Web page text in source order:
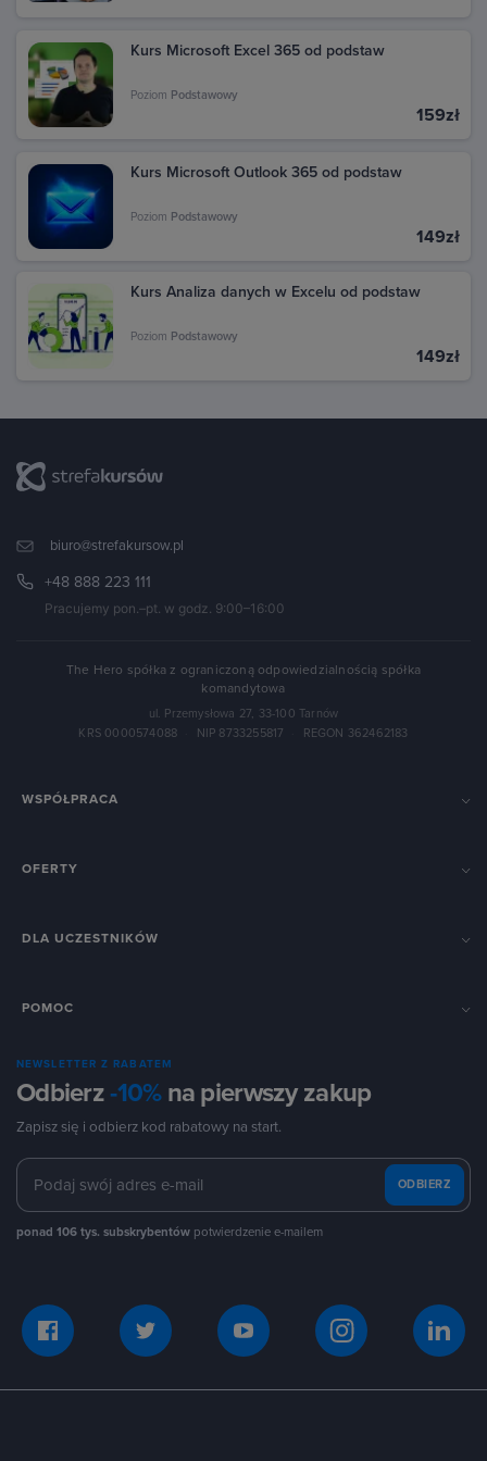
Kurs Microsoft Excel 365 od podstaw
Poziom Podstawowy
159zł
Kurs Microsoft Outlook 365 od podstaw
Poziom Podstawowy
149zł
Kurs Analiza danych w Excelu od podstaw
Poziom Podstawowy
149zł
biuro@strefakursow.pl
+48 888 223 111
Pracujemy pon.–pt. w godz. 9:00–16:00
The Hero spółka z ograniczoną odpowiedzialnością spółka
komandytowa
ul. Przemysłowa 27, 33-100 Tarnów
KRS 0000574088
NIP 8733255817 REGON 362462183
WSPÓŁPRACA
OFERTY
DLA UCZESTNIKÓW
POMOC
NEWSLETTER Z RABATEM
Odbierz-10%na pierwszy zakup
Zapisz się i odbierz kod rabatowy na start.
ODBIERZ
ponad 106 tys. subskrybentów potwierdzenie e-mailem